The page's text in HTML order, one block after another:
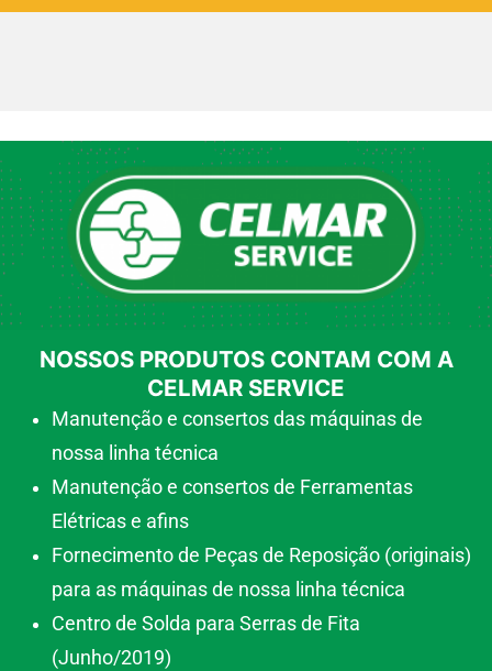
NOSSOS PRODUTOS CONTAM COM A
CELMAR SERVICE
Manutenção e consertos das máquinas de
nossa linha técnica
Manutenção e consertos de Ferramentas
Elétricas e afins
Fornecimento de Peças de Reposição (originais)
para as máquinas de nossa linha técnica
Centro de Solda para Serras de Fita
(Junho/2019)